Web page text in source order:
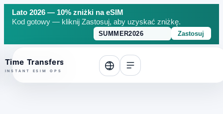
Lato 2026 — 10% zniżki na eSIM
Kod gotowy — kliknij Zastosuj, aby uzyskać zniżkę.
Zastosuj
top